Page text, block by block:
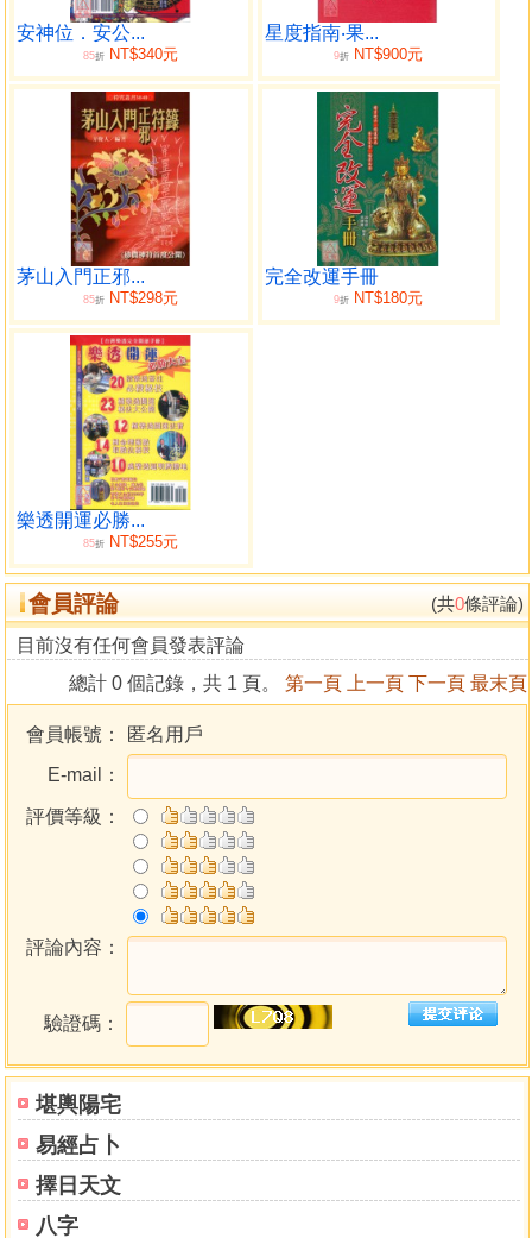
堪輿陽宅
易經占卜
擇日天文
八字
安神位．安公...
85折 NT$340元
星度指南‧果...
9折 NT$900元
茅山入門正邪...
85折 NT$298元
完全改運手冊
9折 NT$180元
樂透開運必勝...
85折 NT$255元
會員評論 (共0條評論)
目前沒有任何會員發表評論
總計 0 個記錄，共 1 頁。 第一頁 上一頁 下一頁 最末頁
會員帳號：
匿名用戶
E-mail：
評價等級：
評論內容：
驗證碼：